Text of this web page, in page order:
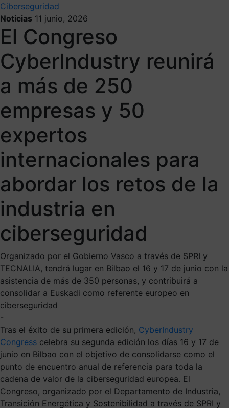
Ciberseguridad
Noticias 11 junio, 2026
El Congreso
CyberIndustry reunirá
a más de 250
empresas y 50
expertos
internacionales para
abordar los retos de la
industria en
ciberseguridad
Organizado por el Gobierno Vasco a través de SPRI y
TECNALIA, tendrá lugar en Bilbao el 16 y 17 de junio con la
asistencia de más de 350 personas, y contribuirá a
consolidar a Euskadi como referente europeo en
ciberseguridad
-
Tras el éxito de su primera edición, CyberIndustry
Congress celebra su segunda edición los días 16 y 17 de
junio en Bilbao con el objetivo de consolidarse como el
punto de encuentro anual de referencia para toda la
cadena de valor de la ciberseguridad europea. El
Congreso, organizado por el Departamento de Industria,
Transición Energética y Sostenibilidad a través de SPRI y